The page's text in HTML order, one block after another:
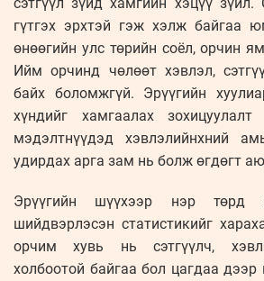
гүтгэх эрхтэй гэж хэлж байгаа
өнөөгийн улс төрийн соёл, орчин
Ийм орчинд чөлөөт хэвлэл,
байх боломжгүй. Эрүүгийн
хүндийг хамгаалах
мэдэлтнүүдэд хэвлэлийнхний
удирдах арга зам нь болж өгдөгт
Эрүүгийн шүүхээр нэр төрд
шийдвэрлэсэн статистикийг
орчим хувь нь сэтгүүлч,
холбоотой байгаа бол цагдаа